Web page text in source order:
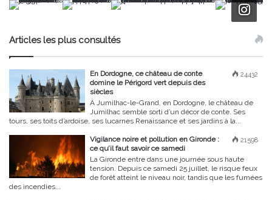
Articles les plus consultés
24432
En Dordogne, ce château de conte
domine le Périgord vert depuis des
siècles
À Jumilhac-le-Grand, en Dordogne, le château de
Jumilhac semble sorti d’un décor de conte. Ses
tours, ses toits d’ardoise, ses lucarnes Renaissance et ses jardins à la...
21598
Vigilance noire et pollution en Gironde :
ce qu’il faut savoir ce samedi
La Gironde entre dans une journée sous haute
tension. Depuis ce samedi 25 juillet, le risque feux
de forêt atteint le niveau noir, tandis que les fumées
des incendies...